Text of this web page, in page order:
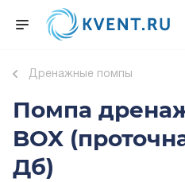
Дренажные помпы
Помпа
BOX
Дб)